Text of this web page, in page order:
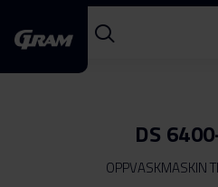
DS
OPPVASKMASKIN